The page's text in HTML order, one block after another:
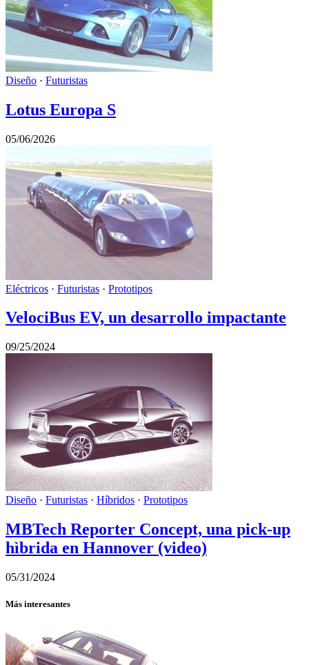
Diseño · Futuristas
Lotus Europa S
05/06/2026
Eléctricos · Futuristas · Prototipos
VelociBus EV, un desarrollo impactante
09/25/2024
Diseño · Futuristas · Híbridos · Prototipos
MBTech Reporter Concept, una pick-up
hìbrida en Hannover (video)
05/31/2024
Más interesantes